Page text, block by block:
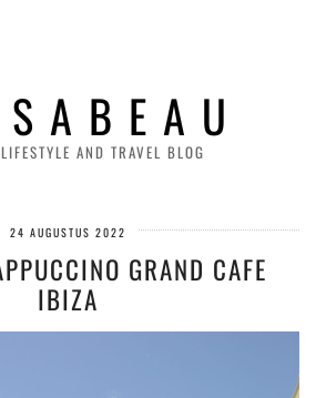
A B E A U
AND TRAVEL BLOG
24 AUGUSTUS 2022
GRAND CAFE
IBIZA